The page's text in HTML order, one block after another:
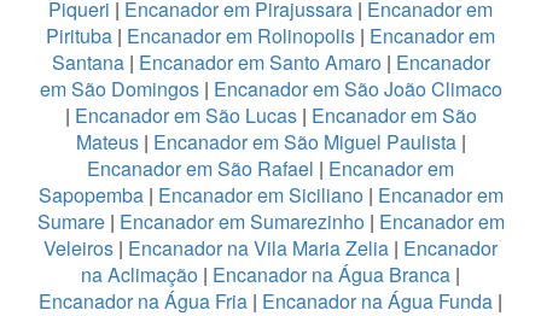
Piqueri | Encanador em Pirajussara | Encanador em
Pirituba | Encanador em Rolinopolis | Encanador em
Santana| Encanador em Santo Amaro| Encanador
em São Domingos| Encanador em São João Climaco
| Encanador em São Lucas| Encanador em São
Mateus | Encanador em São Miguel Paulista|
Encanador em São Rafael | Encanador em
Sapopemba | Encanador em Siciliano| Encanador em
Sumare| Encanador em Sumarezinho| Encanador em
Veleiros | Encanador na Vila Maria Zelia | Encanador
na Aclimação | Encanador na Água Branca |
Encanador na Água Fria | Encanador na Água Funda |